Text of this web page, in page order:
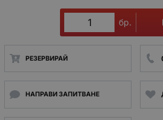
бр.
РЕЗЕРВИРАЙ
НАПРАВИ ЗАПИТВАНЕ